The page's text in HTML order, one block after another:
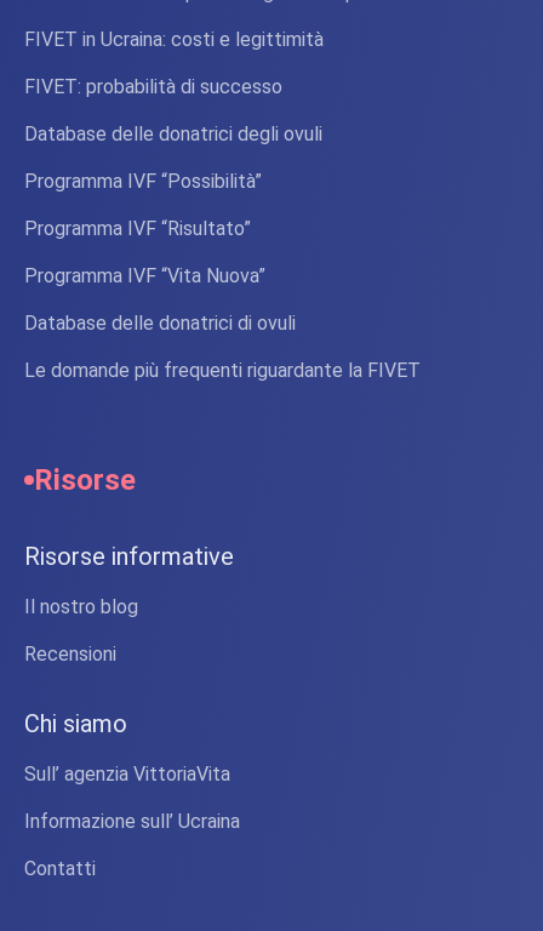
FIVET in Ucraina: costi e legittimità
FIVET: probabilità di successo
Database delle donatrici degli ovuli
Programma IVF “Possibilità”
Programma IVF “Risultato”
Programma IVF “Vita Nuova”
Database delle donatrici di ovuli
Le domande più frequenti riguardante la FIVET
Risorse
Risorse informative
Il nostro blog
Recensioni
Chi siamo
Sull’ agenzia VittoriaVita
Informazione sull’ Ucraina
Contatti